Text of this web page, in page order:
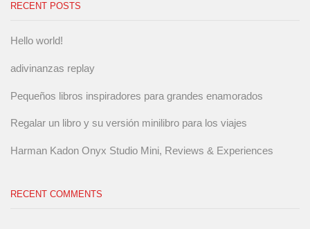
RECENT POSTS
Hello world!
adivinanzas replay
Pequeños libros inspiradores para grandes enamorados
Regalar un libro y su versión minilibro para los viajes
Harman Kadon Onyx Studio Mini, Reviews & Experiences
RECENT COMMENTS